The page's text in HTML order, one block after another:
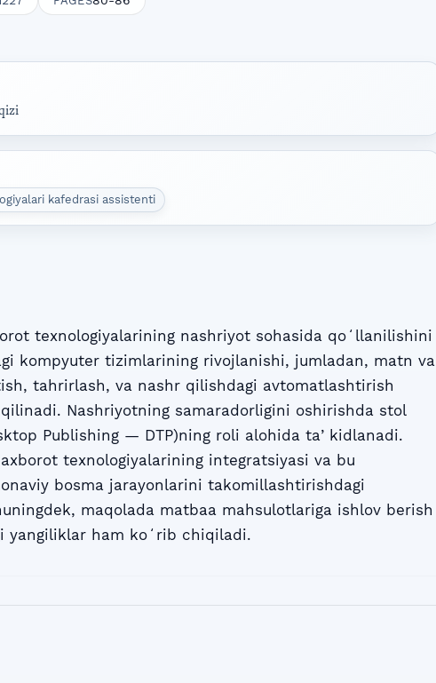
kafedrasi assistenti
texnologiyalarining nashriyot sohasida qoʻllanilishini
kompyuter tizimlarining rivojlanishi, jumladan, matn va
tahrirlash, va nashr qilishdagi avtomatlashtirish
Nashriyotning samaradorligini oshirishda stol
Publishing — DTP)ning roli alohida taʼkidlanadi.
texnologiyalarining integratsiyasi va bu
bosma jarayonlarini takomillashtirishdagi
maqolada matbaa mahsulotlariga ishlov berish
yangiliklar ham koʻrib chiqiladi.